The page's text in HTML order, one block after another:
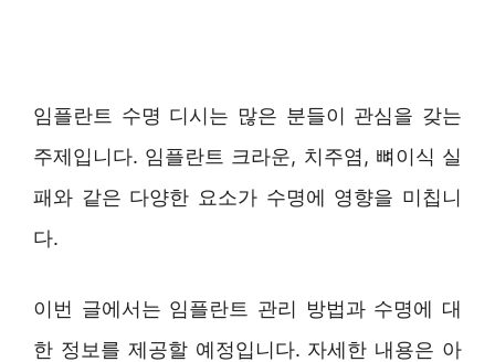
임플란트 수명 디시는 많은 분들이 관심을 갖는
주제입니다. 임플란트 크라운, 치주염, 뼈이식 실
패와 같은 다양한 요소가 수명에 영향을 미칩니
다.
이번 글에서는 임플란트 관리 방법과 수명에 대
한 정보를 제공할 예정입니다. 자세한 내용은 아